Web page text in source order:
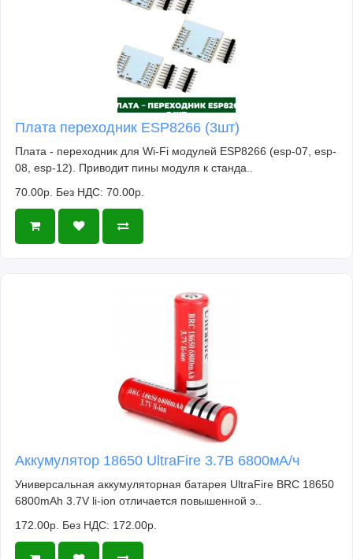
Плата переходник ESP8266 (3шт)
Плата - переходник для Wi-Fi модулей ESP8266 (esp-07, esp-
08, esp-12). Приводит пины модуля к станда..
70.00р. Без НДС: 70.00р.
Аккумулятор 18650 UltraFire 3.7В 6800мА/ч
Универсальная аккумуляторная батарея UltraFire BRC 18650
6800mAh 3.7V li-ion отличается повышенной э..
172.00р. Без НДС: 172.00р.